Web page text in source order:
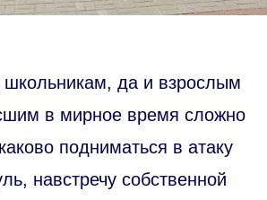
да и взрослым
в мирное время сложно
подниматься в атаку
навстречу собственной